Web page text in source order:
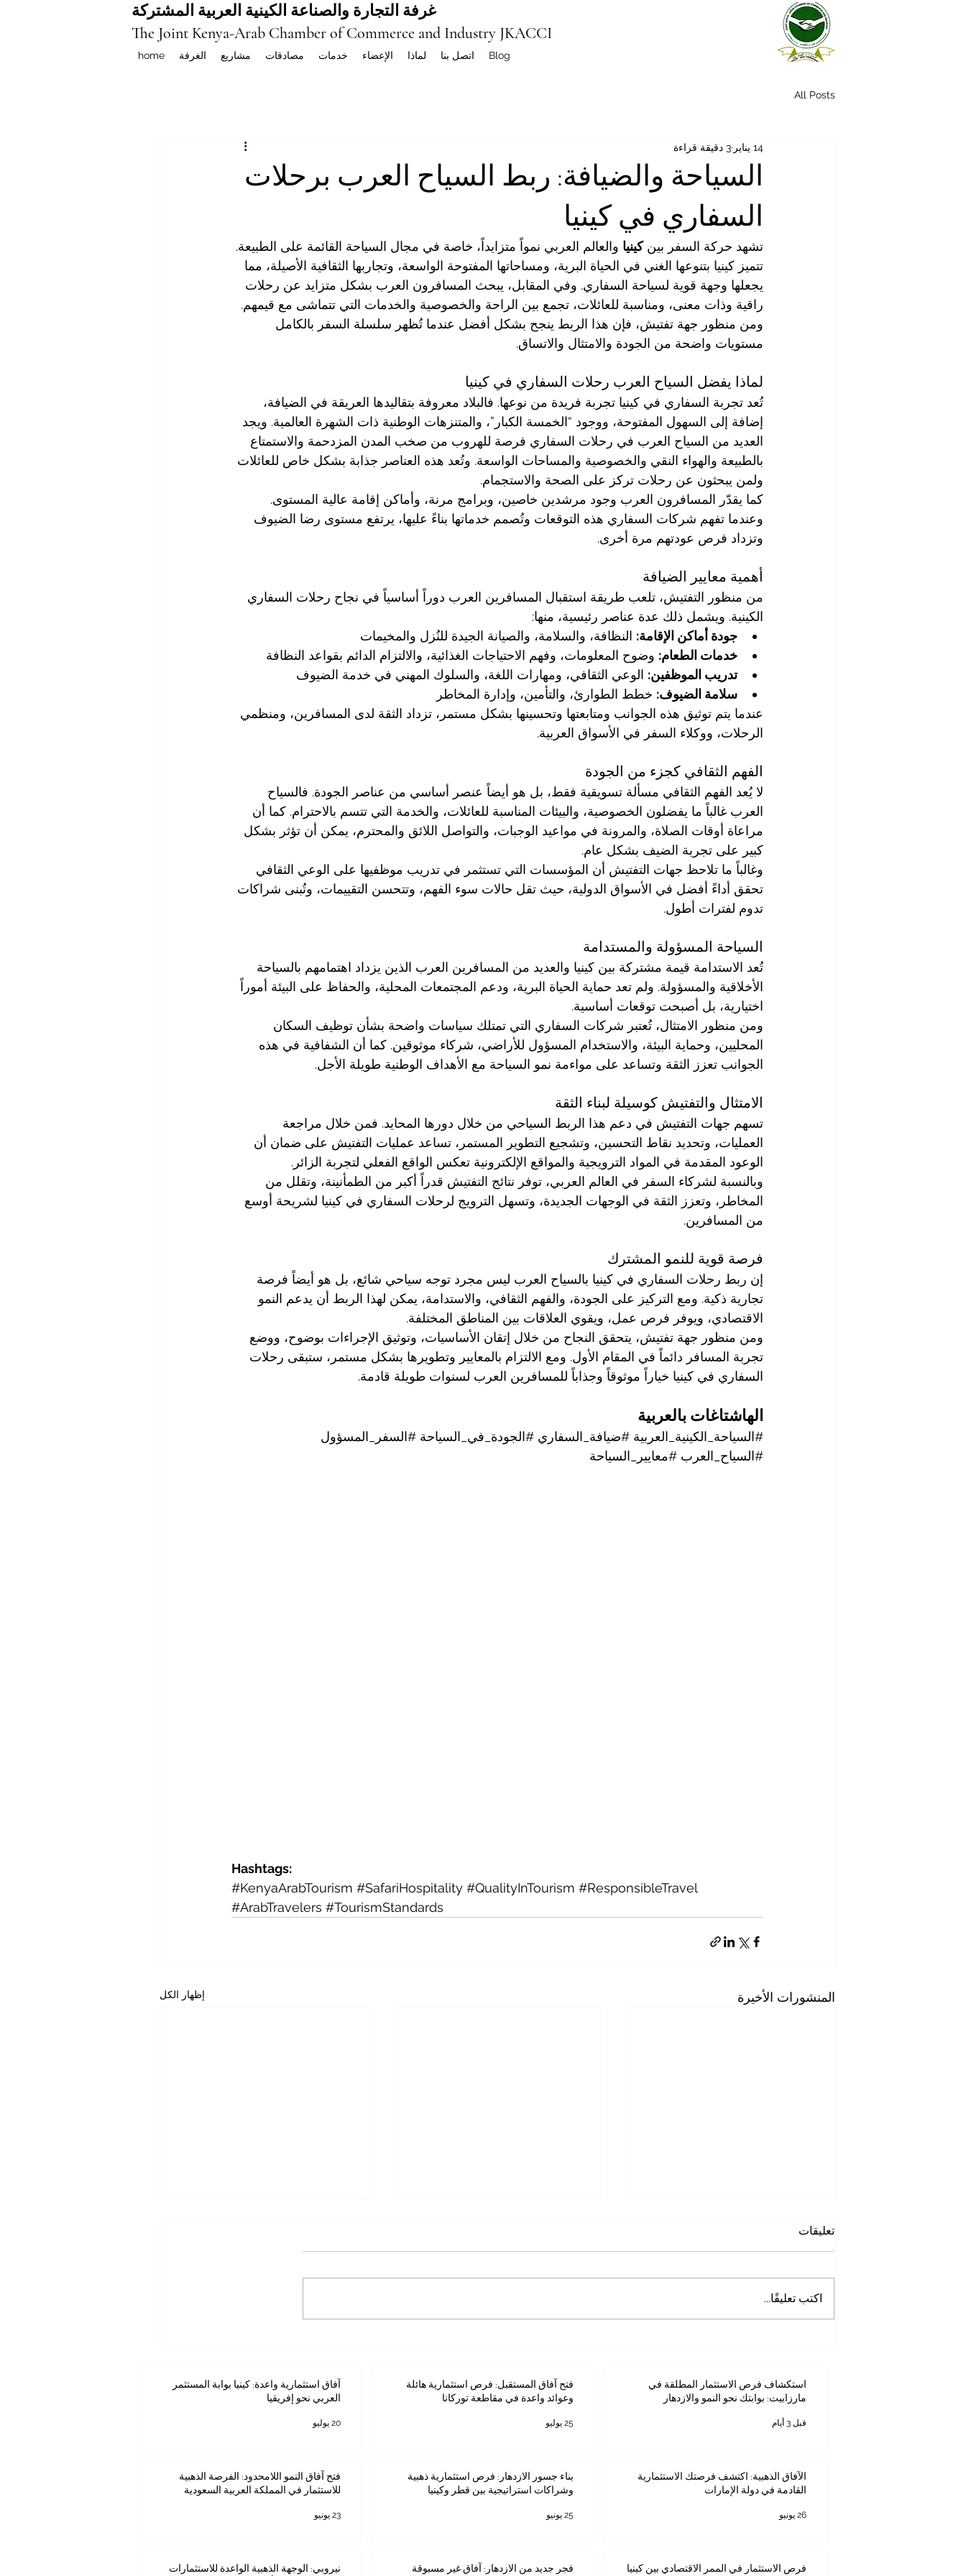
غرفة التجارة والصناعة الكينية العربية المشتركة
The Joint Kenya-Arab Chamber of Commerce and Industry JKACCI
home الغرفة مشاريع مصادقات خدمات الإعضاء لماذا اتصل بنا Blog
All Posts
السياحة والضيافة: ربط السياح العرب برحلات
السفاري في كينيا
14 يناير 3 دقيقة قراءة
تشهد حركة السفر بين كينيا والعالم العربي نمواً متزايداً، خاصة في مجال السياحة القائمة على الطبيعة.
تتميز كينيا بتنوعها الغني في الحياة البرية، ومساحاتها المفتوحة الواسعة، وتجاربها الثقافية الأصيلة، مما
يجعلها وجهة قوية لسياحة السفاري. وفي المقابل، يبحث المسافرون العرب بشكل متزايد عن رحلات
راقية وذات معنى، ومناسبة للعائلات، تجمع بين الراحة والخصوصية والخدمات التي تتماشى مع قيمهم.
ومن منظور جهة تفتيش، فإن هذا الربط ينجح بشكل أفضل عندما تُظهر سلسلة السفر بالكامل
مستويات واضحة من الجودة والامتثال والاتساق.
لماذا يفضل السياح العرب رحلات السفاري في كينيا
تُعد تجربة السفاري في كينيا تجربة فريدة من نوعها. فالبلاد معروفة بتقاليدها العريقة في الضيافة،
إضافة إلى السهول المفتوحة، ووجود “الخمسة الكبار”، والمتنزهات الوطنية ذات الشهرة العالمية. ويجد
العديد من السياح العرب في رحلات السفاري فرصة للهروب من صخب المدن المزدحمة والاستمتاع
بالطبيعة والهواء النقي والخصوصية والمساحات الواسعة. وتُعد هذه العناصر جذابة بشكل خاص للعائلات
ولمن يبحثون عن رحلات تركز على الصحة والاستجمام.
كما يقدّر المسافرون العرب وجود مرشدين خاصين، وبرامج مرنة، وأماكن إقامة عالية المستوى.
وعندما تفهم شركات السفاري هذه التوقعات وتُصمم خدماتها بناءً عليها، يرتفع مستوى رضا الضيوف
وتزداد فرص عودتهم مرة أخرى.
أهمية معايير الضيافة
من منظور التفتيش، تلعب طريقة استقبال المسافرين العرب دوراً أساسياً في نجاح رحلات السفاري
الكينية. ويشمل ذلك عدة عناصر رئيسية، منها:
جودة أماكن الإقامة: النظافة، والسلامة، والصيانة الجيدة للنُزل والمخيمات
خدمات الطعام: وضوح المعلومات، وفهم الاحتياجات الغذائية، والالتزام الدائم بقواعد النظافة
تدريب الموظفين: الوعي الثقافي، ومهارات اللغة، والسلوك المهني في خدمة الضيوف
سلامة الضيوف: خطط الطوارئ، والتأمين، وإدارة المخاطر
عندما يتم توثيق هذه الجوانب ومتابعتها وتحسينها بشكل مستمر، تزداد الثقة لدى المسافرين، ومنظمي
الرحلات، ووكلاء السفر في الأسواق العربية.
الفهم الثقافي كجزء من الجودة
لا يُعد الفهم الثقافي مسألة تسويقية فقط، بل هو أيضاً عنصر أساسي من عناصر الجودة. فالسياح
العرب غالباً ما يفضلون الخصوصية، والبيئات المناسبة للعائلات، والخدمة التي تتسم بالاحترام. كما أن
مراعاة أوقات الصلاة، والمرونة في مواعيد الوجبات، والتواصل اللائق والمحترم، يمكن أن تؤثر بشكل
كبير على تجربة الضيف بشكل عام.
وغالباً ما تلاحظ جهات التفتيش أن المؤسسات التي تستثمر في تدريب موظفيها على الوعي الثقافي
تحقق أداءً أفضل في الأسواق الدولية، حيث تقل حالات سوء الفهم، وتتحسن التقييمات، وتُبنى شراكات
تدوم لفترات أطول.
السياحة المسؤولة والمستدامة
تُعد الاستدامة قيمة مشتركة بين كينيا والعديد من المسافرين العرب الذين يزداد اهتمامهم بالسياحة
الأخلاقية والمسؤولة. ولم تعد حماية الحياة البرية، ودعم المجتمعات المحلية، والحفاظ على البيئة أموراً
اختيارية، بل أصبحت توقعات أساسية.
ومن منظور الامتثال، تُعتبر شركات السفاري التي تمتلك سياسات واضحة بشأن توظيف السكان
المحليين، وحماية البيئة، والاستخدام المسؤول للأراضي، شركاء موثوقين. كما أن الشفافية في هذه
الجوانب تعزز الثقة وتساعد على مواءمة نمو السياحة مع الأهداف الوطنية طويلة الأجل.
الامتثال والتفتيش كوسيلة لبناء الثقة
تسهم جهات التفتيش في دعم هذا الربط السياحي من خلال دورها المحايد. فمن خلال مراجعة
العمليات، وتحديد نقاط التحسين، وتشجيع التطوير المستمر، تساعد عمليات التفتيش على ضمان أن
الوعود المقدمة في المواد الترويجية والمواقع الإلكترونية تعكس الواقع الفعلي لتجربة الزائر.
وبالنسبة لشركاء السفر في العالم العربي، توفر نتائج التفتيش قدراً أكبر من الطمأنينة، وتقلل من
المخاطر، وتعزز الثقة في الوجهات الجديدة، وتسهل الترويج لرحلات السفاري في كينيا لشريحة أوسع
من المسافرين.
فرصة قوية للنمو المشترك
إن ربط رحلات السفاري في كينيا بالسياح العرب ليس مجرد توجه سياحي شائع، بل هو أيضاً فرصة
تجارية ذكية. ومع التركيز على الجودة، والفهم الثقافي، والاستدامة، يمكن لهذا الربط أن يدعم النمو
الاقتصادي، ويوفر فرص عمل، ويقوي العلاقات بين المناطق المختلفة.
ومن منظور جهة تفتيش، يتحقق النجاح من خلال إتقان الأساسيات، وتوثيق الإجراءات بوضوح، ووضع
تجربة المسافر دائماً في المقام الأول. ومع الالتزام بالمعايير وتطويرها بشكل مستمر، ستبقى رحلات
السفاري في كينيا خياراً موثوقاً وجذاباً للمسافرين العرب لسنوات طويلة قادمة.
الهاشتاغات بالعربية
#السياحة_الكينية_العربية #ضيافة_السفاري #الجودة_في_السياحة #السفر_المسؤول
#السياح_العرب #معايير_السياحة
Hashtags:
#KenyaArabTourism #SafariHospitality #QualityInTourism #ResponsibleTravel
#ArabTravelers #TourismStandards
المنشورات الأخيرة إظهار الكل
تعليقات
اكتب تعليقًا...
استكشاف فرص الاستثمار المطلقة في
مارزابيت: بوابتك نحو النمو والازدهار
قبل 3 أيام
فتح آفاق المستقبل: فرص استثمارية هائلة
وعوائد واعدة في مقاطعة توركانا
25 يوليو
آفاق استثمارية واعدة: كينيا بوابة المستثمر
العربي نحو إفريقيا
20 يوليو
الآفاق الذهبية: اكتشف فرصتك الاستثمارية
القادمة في دولة الإمارات
26 يونيو
بناء جسور الازدهار: فرص استثمارية ذهبية
وشراكات استراتيجية بين قطر وكينيا
25 يونيو
فتح آفاق النمو اللامحدود: الفرصة الذهبية
للاستثمار في المملكة العربية السعودية
23 يونيو
فرص الاستثمار في الممر الاقتصادي بين كينيا
فجر جديد من الازدهار: آفاق غير مسبوقة
نيروبي: الوجهة الذهبية الواعدة للاستثمارات